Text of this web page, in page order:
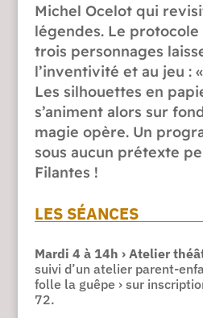
Michel Ocelot qui
légendes. Le
trois personnages
l’inventivité et au jeu :
Les silhouettes en
s’animent alors sur
magie opère. Un
sous aucun prétexte
Filantes !
LES SÉANCES
Mardi 4 à 14h › Atelier
suivi d’un atelier parent-
folle la guêpe › sur
72.